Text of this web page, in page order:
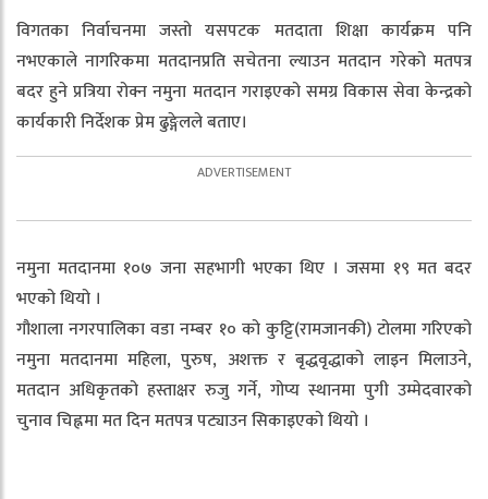
विगतका निर्वाचनमा जस्तो यसपटक मतदाता शिक्षा कार्यक्रम पनि
नभएकाले नागरिकमा मतदानप्रति सचेतना ल्याउन मतदान गरेको मतपत्र
बदर हुने प्रत्रिया रोक्न नमुना मतदान गराइएको समग्र विकास सेवा केन्द्रको
कार्यकारी निर्देशक प्रेम ढुङ्गेलले बताए।
नमुना मतदानमा १०७ जना सहभागी भएका थिए । जसमा १९ मत बदर
भएको थियो ।
गौशाला नगरपालिका वडा नम्बर १० को कुट्टि(रामजानकी) टोलमा गरिएको
नमुना मतदानमा महिला, पुरुष, अशक्त र बृद्धवृद्धाको लाइन मिलाउने,
मतदान अधिकृतको हस्ताक्षर रुजु गर्ने, गोप्य स्थानमा पुगी उम्मेदवारको
चुनाव चिह्नमा मत दिन मतपत्र पट्याउन सिकाइएको थियो ।